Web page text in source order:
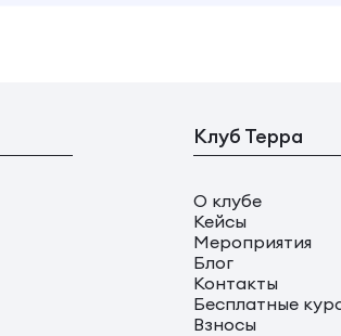
Клуб Терра
О клубе
Кейсы
Мероприятия
Блог
Контакты
Бесплатные
Взносы